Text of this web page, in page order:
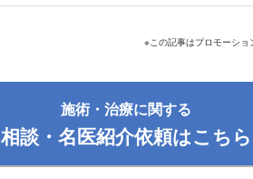
※この記事はプロモーショ
施術・治療に関する
相談・名医紹介依頼はこちら